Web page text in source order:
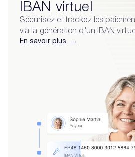
IBAN virtuel
Sécurisez et trackez les
via la génération d’un IBAN
En savoir plus →